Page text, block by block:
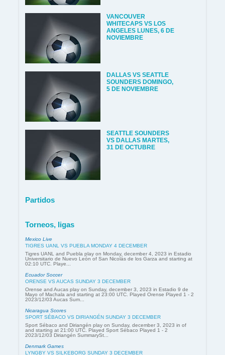
VANCOUVER
WHITECAPS VS LOS
ANGELES LUNES, 6 DE
NOVIEMBRE
DALLAS VS SEATTLE
SOUNDERS DOMINGO,
5 DE NOVIEMBRE
SEATTLE SOUNDERS
VS DALLAS MARTES,
31 DE OCTUBRE
Partidos
Torneos, ligas
Mexico Live
TIGRES UANL VS PUEBLA MONDAY 4 DECEMBER
Tigres UANL and Puebla play on Monday, december 4, 2023 in Estadio
Universitario de Nuevo León of San Nicolás de los Garza and starting at
02:10 UTC. Playe...
Ecuador Soccer
ORENSE VS AUCAS SUNDAY 3 DECEMBER
Orense and Aucas play on Sunday, december 3, 2023 in Estadio 9 de
Mayo of Machala and starting at 23:00 UTC. Played Orense Played 1 - 2
2023/12/03 Aucas Sum...
Nicaragua Scores
SPORT SÉBACO VS DIRIANGÉN SUNDAY 3 DECEMBER
Sport Sébaco and Diriangén play on Sunday, december 3, 2023 in of
and starting at 21:00 UTC. Played Sport Sébaco Played 1 - 2
2023/12/03 Diriangén SummarySt...
Denmark Games
LYNGBY VS SILKEBORG SUNDAY 3 DECEMBER